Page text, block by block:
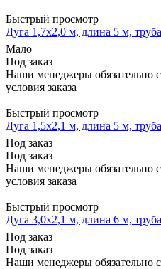
Быстрый просмотр
Дуга 1,7х2,0 м, длина 5 м,
Мало
Под заказ
Наши менеджеры обязательно
условия заказа
Быстрый просмотр
Дуга 1,5х2,1 м, длина 5 м,
Под заказ
Под заказ
Наши менеджеры обязательно
условия заказа
Быстрый просмотр
Дуга 3,0х2,1 м, длина 6 м,
Под заказ
Под заказ
Наши менеджеры обязательно